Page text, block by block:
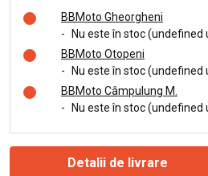
BBMoto Gheorgheni
-
Nu este în stoc (undefined
BBMoto Otopeni
-
Nu este în stoc (undefined
BBMoto Câmpulung M.
-
Nu este în stoc (undefined
Detalii de livrare